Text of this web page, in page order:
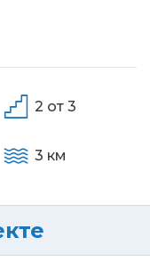
2 от 3
3 км